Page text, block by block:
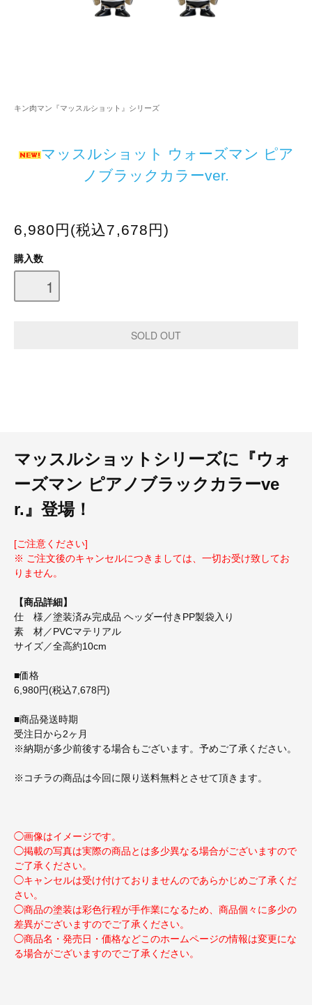
キン肉マン『マッスルショット』シリーズ
マッスルショット ウォーズマン ピア
ノブラックカラーver.
6,980円(税込7,678円)
購入数
マッスルショットシリーズに『ウォ
ーズマン ピアノブラックカラーve
r.』登場！
[ご注意ください]
※ ご注文後のキャンセルにつきましては、一切お受け致してお
りません。
【商品詳細】
仕 様／塗装済み完成品 ヘッダー付きPP製袋入り
素 材／PVCマテリアル
サイズ／全高約10cm
■価格
6,980円(税込7,678円)
■商品発送時期
受注日から2ヶ月
※納期が多少前後する場合もございます。予めご了承ください。
※コチラの商品は今回に限り送料無料とさせて頂きます。
◯画像はイメージです。
◯掲載の写真は実際の商品とは多少異なる場合がございますので
ご了承ください。
◯キャンセルは受け付けておりませんのであらかじめご了承くだ
さい。
◯商品の塗装は彩色行程が手作業になるため、商品個々に多少の
差異がございますのでご了承ください。
◯商品名・発売日・価格などこのホームページの情報は変更にな
る場合がございますのでご了承ください。